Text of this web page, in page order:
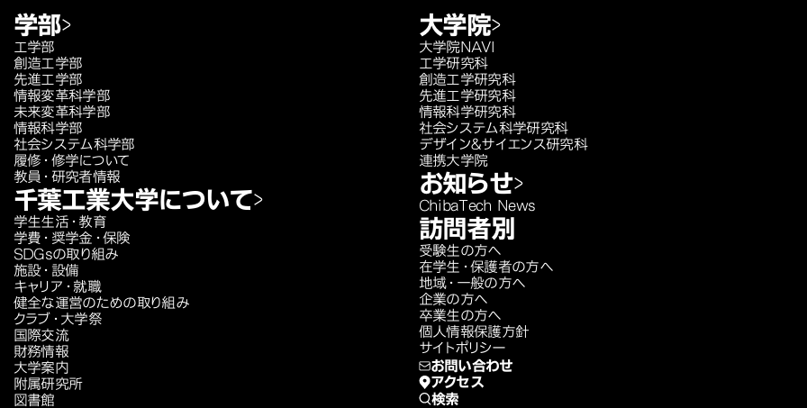
学部
工学部
創造工学部
先進工学部
情報変革科学部
未来変革科学部
情報科学部
社会システム科学部
履修・修学について
教員・研究者情報
千葉工業大学について
学生生活・教育
学費・奨学金・保険
SDGsの取り組み
施設・設備
キャリア・就職
健全な運営のための取り組み
クラブ・大学祭
国際交流
財務情報
大学案内
附属研究所
図書館
大学院
大学院NAVI
工学研究科
創造工学研究科
先進工学研究科
情報科学研究科
社会システム科学研究科
デザイン＆サイエンス研究科
連携大学院
お知らせ
ChibaTech News
訪問者別
受験生の方へ
在学生・保護者の方へ
地域・一般の方へ
企業の方へ
卒業生の方へ
個人情報保護方針
サイトポリシー
お問い合わせ
アクセス
検索